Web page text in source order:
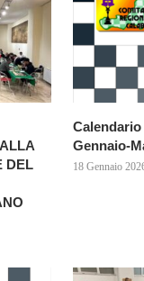
DEL
Gennaio-
18 Gennaio